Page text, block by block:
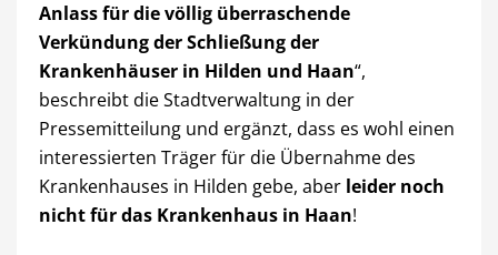
Anlass für die völlig überraschende
Verkündung der Schließung der
Krankenhäuser in Hilden und Haan“,
beschreibt die Stadtverwaltung in der
Pressemitteilung und ergänzt, dass es wohl einen
interessierten Träger für die Übernahme des
Krankenhauses in Hilden gebe, aber leider noch
nicht für das Krankenhaus in Haan!